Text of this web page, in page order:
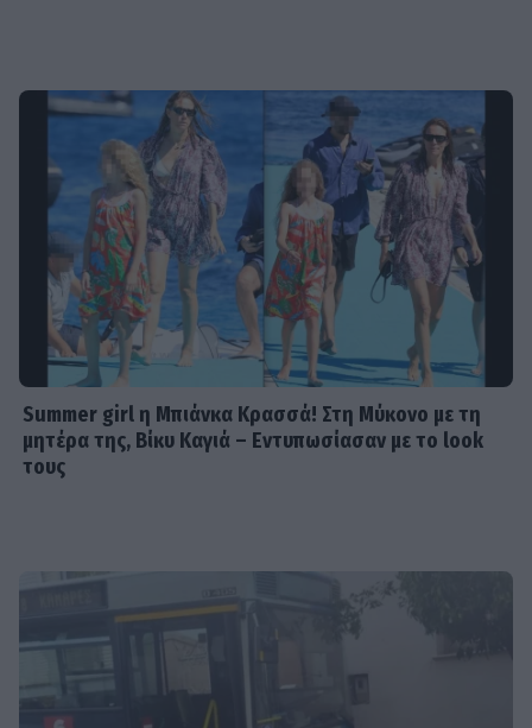
Summer girl η Μπιάνκα Κρασσά! Στη Μύκονο με τη
μητέρα της, Βίκυ Καγιά – Εντυπωσίασαν με το look
τους